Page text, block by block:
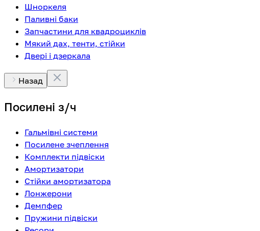
Шноркеля
Паливні баки
Запчастини для квадроциклів
Мякий дах, тенти, стійки
Двері і дзеркала
Назад
Посилені з/ч
Гальмівні системи
Посилене зчеплення
Комплекти підвіски
Амортизатори
Стійки амортизатора
Лонжерони
Демпфер
Пружини підвіски